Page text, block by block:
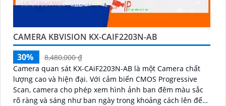
CAMERA KBVISION KX-CAIF2203N-AB
30%
8,480,000 ₫
Camera quan sát KX-CAiF2203N-AB là một Camera chất
lượng cao và hiện đại. Với cảm biến CMOS Progressive
Scan, camera cho phép xem hình ảnh ban đêm màu sắc
rõ ràng và sáng như ban ngày trong khoảng cách lên đến